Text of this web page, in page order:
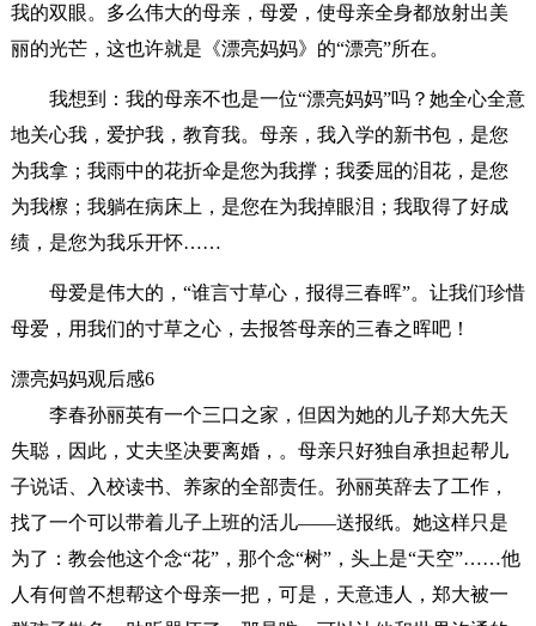
我的双眼。多么伟大的母亲，母爱，使母亲全身都放射出美
丽的光芒，这也许就是《漂亮妈妈》的“漂亮”所在。
我想到：我的母亲不也是一位“漂亮妈妈”吗？她全心全意
地关心我，爱护我，教育我。母亲，我入学的新书包，是您
为我拿；我雨中的花折伞是您为我撑；我委屈的泪花，是您
为我檫；我躺在病床上，是您在为我掉眼泪；我取得了好成
绩，是您为我乐开怀……
母爱是伟大的，“谁言寸草心，报得三春晖”。让我们珍惜
母爱，用我们的寸草之心，去报答母亲的三春之晖吧！
漂亮妈妈观后感6
李春孙丽英有一个三口之家，但因为她的儿子郑大先天
失聪，因此，丈夫坚决要离婚，。母亲只好独自承担起帮儿
子说话、入校读书、养家的全部责任。孙丽英辞去了工作，
找了一个可以带着儿子上班的活儿——送报纸。她这样只是
为了：教会他这个念“花”，那个念“树”，头上是“天空”……他
人有何曾不想帮这个母亲一把，可是，天意违人，郑大被一